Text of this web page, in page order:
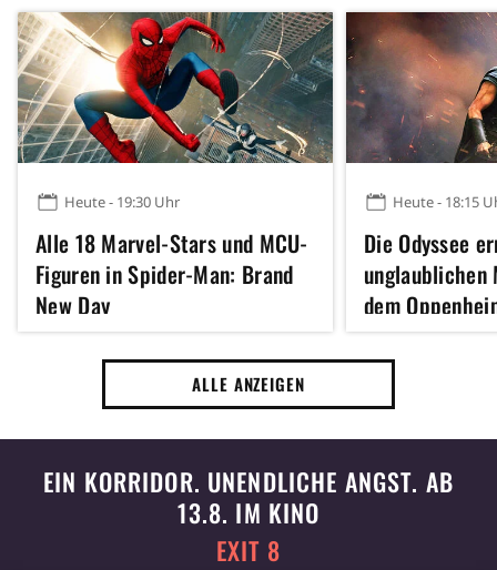
Heute - 19:30 Uhr
Alle 18 Marvel-Stars und MCU-
Figuren in Spider-Man: Brand
New Day
Heute - 18:15
Die Odyssee
unglaublichen
dem
Inception
ALLE ANZEIGEN
EIN KORRIDOR. UNENDLICHE ANGST. AB
13.8. IM KINO
EXIT 8